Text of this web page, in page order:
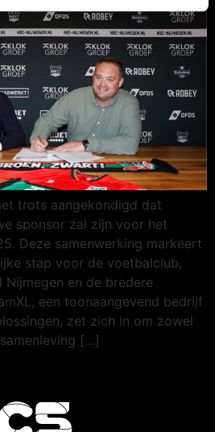
trots aangekondigd dat
sponsor zal zijn voor het
Deze samenwerking markeert
stap voor de voetbalclub,
en de bredere
een toonaangevend bedrijf
zet zich in om zowel
[…]